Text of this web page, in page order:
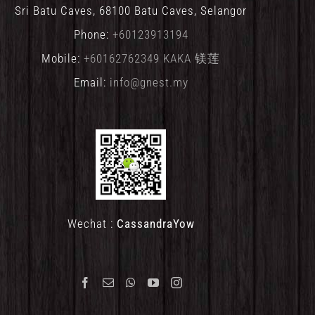
Sri Batu Caves, 68100 Batu Caves, Selangor
Phone: +60123913194
Mobile: +60162762349 KAKA 镁莲
Email: info@gnest.my
Wechat : CassandraYow